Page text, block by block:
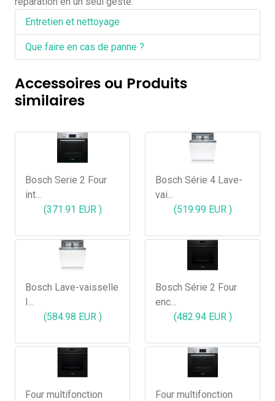
Entretien et nettoyage
Que faire en cas de panne ?
Accessoires ou Produits
similaires
Bosch Serie 2 Four
int...
(371.91 EUR )
Bosch Série 4 Lave-
vai...
(519.99 EUR )
Bosch Lave-vaisselle
I...
(584.98 EUR )
Bosch Série 2 Four
enc...
(482.94 EUR )
Four multifonction
Four multifonction